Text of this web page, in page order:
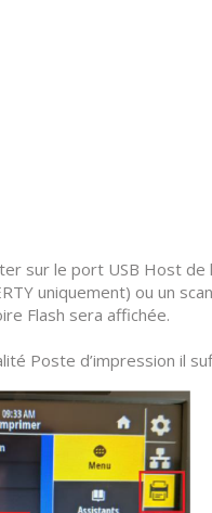
sur le port USB Host de
uniquement) ou un
Flash sera affichée.
Poste d’impression il